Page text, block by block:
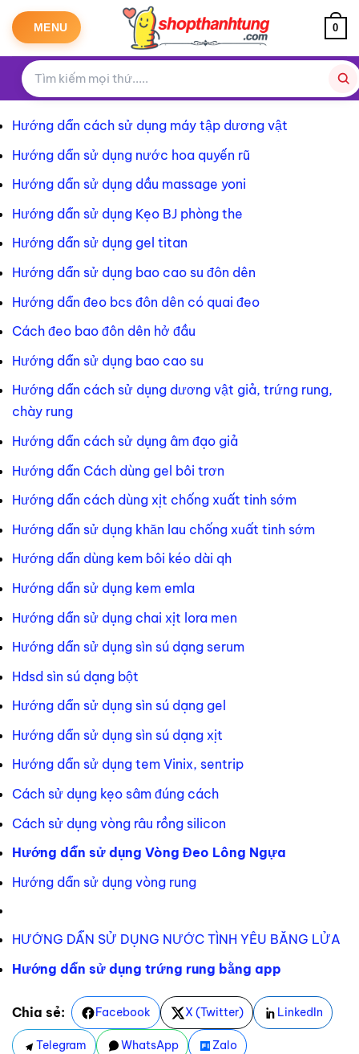
qua
dung
MENU 0
Hướng dẫn cách sử dụng máy tập dương vật
Hướng dẫn sử dụng nước hoa quyến rũ
Hướng dẫn sử dụng dầu massage yoni
Hướng dẫn sử dụng Kẹo BJ phòng the
Hướng dẫn sử dụng gel titan
Hướng dẫn sử dụng bao cao su đôn dên
Hướng dẫn đeo bcs đôn dên có quai đeo
Cách đeo bao đôn dên hở đầu
Hướng dẫn sử dụng bao cao su
Hướng dẫn cách sử dụng dương vật giả, trứng rung,
chày rung
Hướng dẫn cách sử dụng âm đạo giả
Hướng dẫn Cách dùng gel bôi trơn
Hướng dẫn cách dùng xịt chống xuất tinh sớm
Hướng dẫn sử dụng khăn lau chống xuất tinh sớm
Hướng dẫn dùng kem bôi kéo dài qh
Hướng dẫn sử dụng kem emla
Hướng dẫn sử dụng chai xịt lora men
Hướng dẫn sử dụng sìn sú dạng serum
Hdsd sìn sú dạng bột
Hướng dẫn sử dụng sìn sú dạng gel
Hướng dẫn sử dụng sìn sú dạng xịt
Hướng dẫn sử dụng tem Vinix, sentrip
Cách sử dụng kẹo sâm đúng cách
Cách sử dụng vòng râu rồng silicon
Hướng dẫn sử dụng Vòng Đeo Lông Ngựa
Hướng dẫn sử dụng vòng rung
HƯỚNG DẪN SỬ DỤNG NƯỚC TÌNH YÊU BĂNG LỬA
Hướng dẫn sử dụng trứng rung bằng app
Chia sẻ: Facebook X (Twitter) LinkedIn
Telegram WhatsApp Zalo